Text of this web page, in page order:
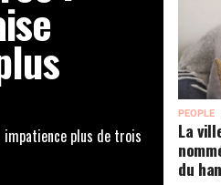
plus de trois
PEOPLE
La
du